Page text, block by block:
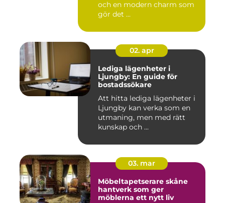
och en modern charm som
gör det ...
02. apr
Lediga lägenheter i
Ljungby: En guide för
bostadssökare
Att hitta lediga lägenheter i
Ljungby kan verka som en
utmaning, men med rätt
kunskap och ...
03. mar
Möbeltapetserare skåne
hantverk som ger
möblerna ett nytt liv